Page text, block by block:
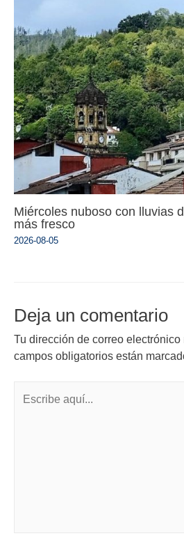
Miércoles nuboso con lluvias
más fresco
2026-08-05
Deja un comentario
Tu dirección de correo
campos obligatorios están